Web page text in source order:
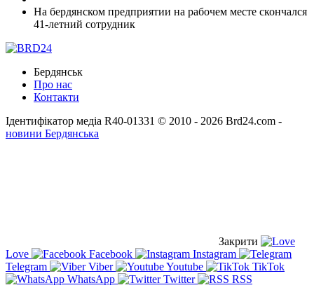
На бердянском предприятии на рабочем месте скончался
41-летний сотрудник
Бердянськ
Про нас
Контакти
Ідентифікатор медіа R40-01331 © 2010 - 2026 Brd24.com -
новини Бердянська
Закрити
Love
Facebook
Instagram
Telegram
Viber Youtube
TikTok
WhatsApp
Twitter RSS